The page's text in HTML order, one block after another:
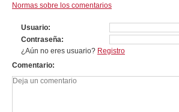
Normas sobre los comentarios
Usuario
Contraseña
¿Aún no eres usuario? Registro
Comentario